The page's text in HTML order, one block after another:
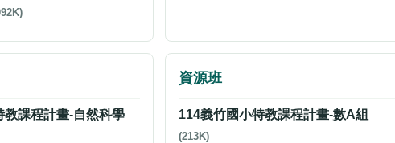
教課程計畫-自然科學
資源班
114義竹國小特教課程計畫-數A組
(213K)